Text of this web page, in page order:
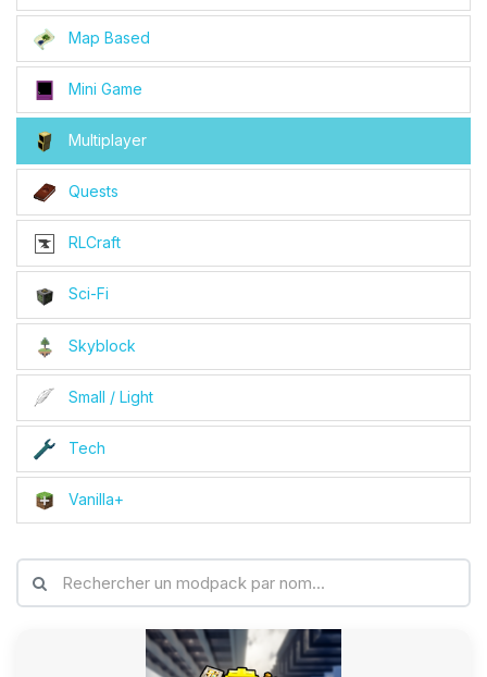
Map Based
Mini Game
Multiplayer
Quests
RLCraft
Sci-Fi
Skyblock
Small / Light
Tech
Vanilla+